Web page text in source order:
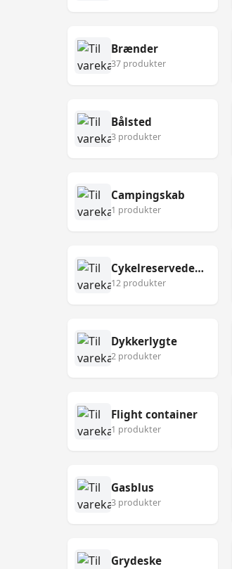
Brænder
37 produkter
Bålsted
3 produkter
Campingskab
1 produkter
Cykelreservedele
12 produkter
Dykkerlygte
2 produkter
Flight container
1 produkter
Gasblus
3 produkter
Grydeske